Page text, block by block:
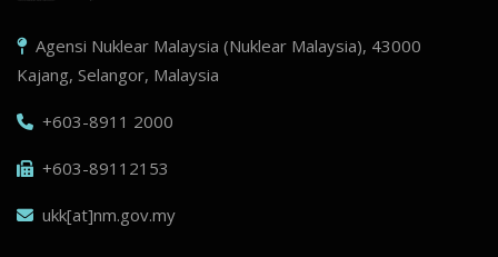
Agensi Nuklear Malaysia (Nuklear Malaysia), 43000
Kajang, Selangor, Malaysia
+603-8911 2000
+603-89112153
ukk[at]nm.gov.my